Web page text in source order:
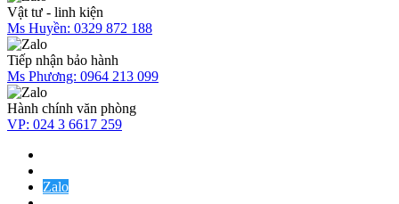
Vật tư - linh kiện
Ms Huyền: 0329 872 188
Tiếp nhận bảo hành
Ms Phương: 0964 213 099
Hành chính văn phòng
VP: 024 3 6617 259
Zalo